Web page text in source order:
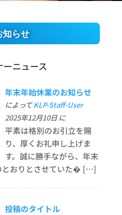
知らせ
ニュース
年末年始休業のお知らせ
によってKLP-Staff-User
2025年12月10日 に
平素は格別のお引立を賜
り、厚くお礼申し上げま
す。誠に勝手ながら、年末
とおりとさせていた� […]
投稿のタイトル